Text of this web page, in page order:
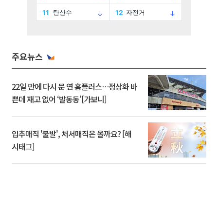
주요뉴스
22일 만에 다시 문 연 홈플러스…정상화 바
쁜데 재고 없어 ‘발동동’[가보니]
입추매직 '불발', 처서매직은 올까요? [해
시태그]